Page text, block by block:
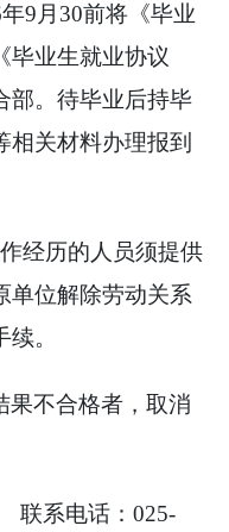
年9月 30前将《毕业
毕业生就业协议
部。待毕业后持毕
相关材料办理报到
经历的人员须提供
单位解除劳动关系
。
果不合格者，取消
联系电话：025-